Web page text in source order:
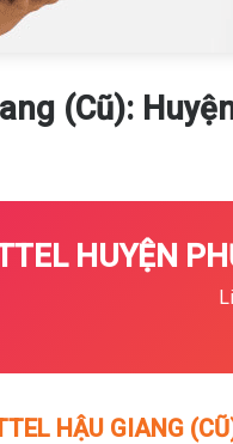
(Cũ):
HUYỆN
HẬU GIANG